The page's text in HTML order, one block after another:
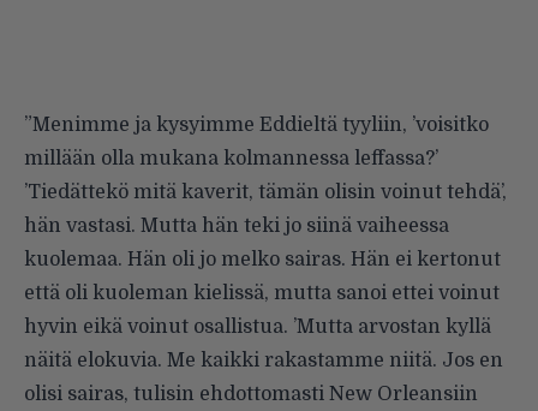
”Menimme ja kysyimme Eddieltä tyyliin, ’voisitko
millään olla mukana kolmannessa leffassa?’
’Tiedättekö mitä kaverit, tämän olisin voinut tehdä’,
hän vastasi. Mutta hän teki jo siinä vaiheessa
kuolemaa. Hän oli jo melko sairas. Hän ei kertonut
että oli kuoleman kielissä, mutta sanoi ettei voinut
hyvin eikä voinut osallistua. ’Mutta arvostan kyllä
näitä elokuvia. Me kaikki rakastamme niitä. Jos en
olisi sairas, tulisin ehdottomasti New Orleansiin